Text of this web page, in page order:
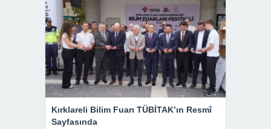
Kırklareli Bilim Fuarı TÜBİTAK’ın Resmî
Sayfasında